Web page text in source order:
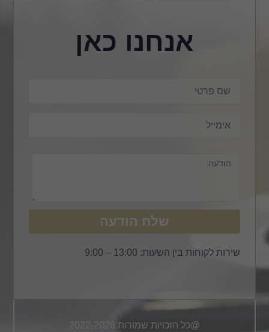
אנחנו כאן
שלח הודעה
שירות לקוחות בין השעות: 13:00 – 9:00
@כל הזכויות שמורות 2022-2026